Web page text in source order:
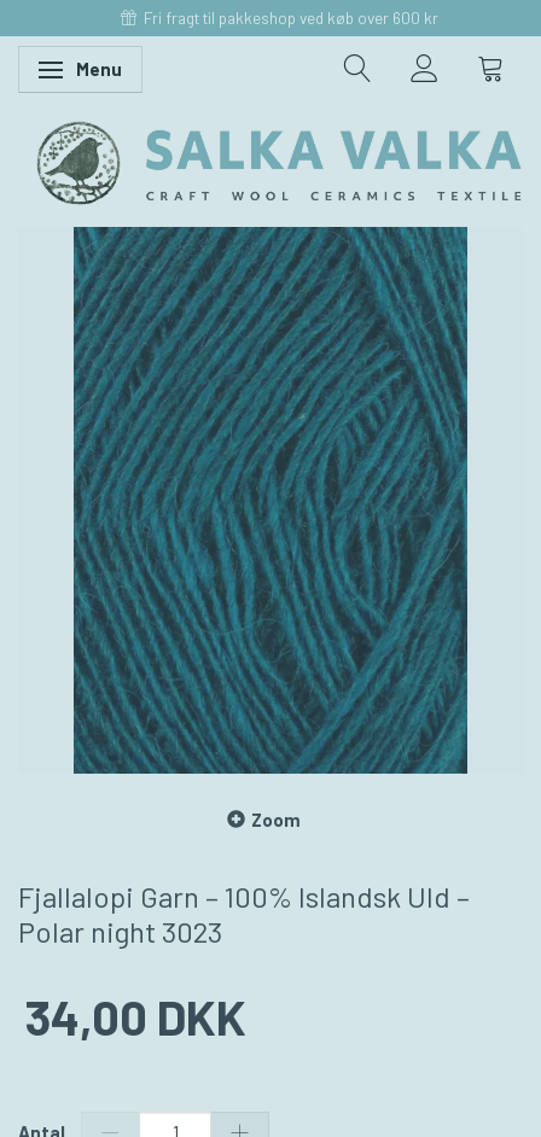
Fri fragt til pakkeshop ved køb over 600 kr
Skifte navigation
Menu
Zoom
Fjallalopi Garn – 100% Islandsk Uld –
Polar night 3023
34,00 DKK
Antal